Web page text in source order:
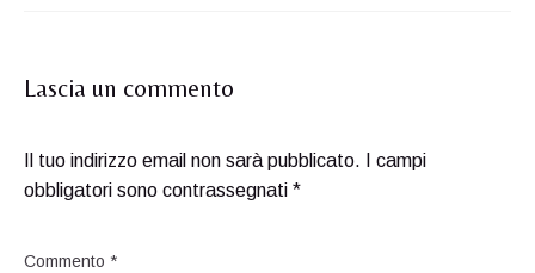
Lascia un commento
Il tuo indirizzo email non sarà pubblicato.
I campi
obbligatori sono contrassegnati *
Commento *